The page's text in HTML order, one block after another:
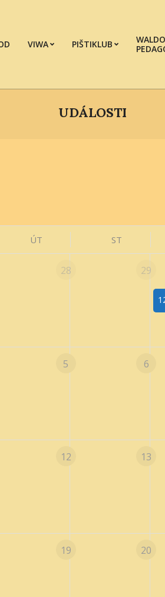
VIWA PIŠTIKLUB
UDÁLOSTI
ÚT ST
28 29
5 6
12 13
19 20